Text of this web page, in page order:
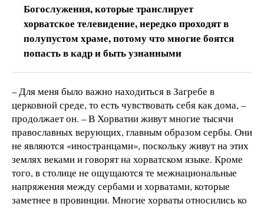
Богослужения, которые транслирует
хорватское телевидение, нередко проходят в
полупустом храме, потому что многие боятся
попасть в кадр и быть узнанными
– Для меня было важно находиться в Загребе в
церковной среде, то есть чувствовать себя как дома, –
продолжает он. – В Хорватии живут многие тысячи
православных верующих, главным образом сербы. Они
не являются «иностранцами», поскольку живут на этих
землях веками и говорят на хорватском языке. Кроме
того, в столице не ощущаются те межнациональные
напряжения между сербами и хорватами, которые
заметнее в провинции. Многие хорваты относились ко